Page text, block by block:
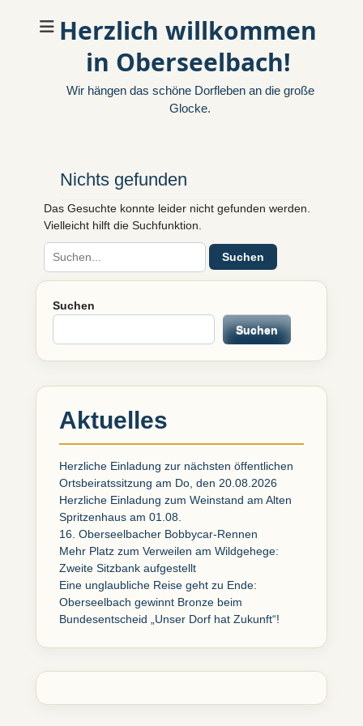
Herzlich willkommen
in Oberseelbach!
Wir hängen das schöne Dorfleben an die große
Glocke.
Nichts gefunden
Das Gesuchte konnte leider nicht gefunden werden.
Vielleicht hilft die Suchfunktion.
Suchen
nach:
Suchen
Suchen
Aktuelles
Herzliche Einladung zur nächsten öffentlichen
Ortsbeiratssitzung am Do, den 20.08.2026
Herzliche Einladung zum Weinstand am Alten
Spritzenhaus am 01.08.
16. Oberseelbacher Bobbycar-Rennen
Mehr Platz zum Verweilen am Wildgehege:
Zweite Sitzbank aufgestellt
Eine unglaubliche Reise geht zu Ende:
Oberseelbach gewinnt Bronze beim
Bundesentscheid „Unser Dorf hat Zukunft“!